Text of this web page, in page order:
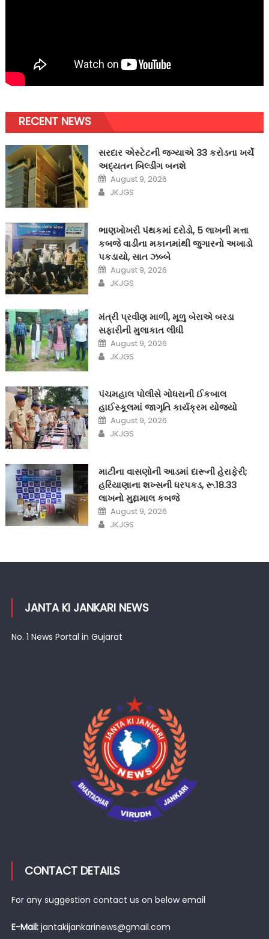
RECENT NEWS
સરદાર એસ્ટેટની જગ્યાએ 33 કરોડના ખર્ચે
અદ્યતન બિલ્ડીંગ બનશે
Posted
on
August 9, 2026
Author
JKJGS
ભાણખોખરી પંથકમાં દરોડો, 5 લાખની મત્તા
કબજે વાડીના મકાનમાંથી જુગારનો અખાડો
પકડાયો, સાત ઝબ્બે
Posted
on
August 9, 2026
Author
JKJGS
મંત્રી પ્રવીણ માળી, મૂળુ બેરાએ બરડા
સફારીની મુલાકાત લીધી
Posted
on
August 9, 2026
Author
JKJGS
પંચમહાલ પોલીસે ગોધરાની ઈકબાલ
હાઈસ્કૂલમાં જાગૃતિ કાર્યક્રમ યોજ્યો
Posted
on
August 9, 2026
Author
JKJGS
માટીના વાસણોની આડમાં દારૂની હેરાફેરી;
હરિયાણાના શખ્સની ધરપકડ, રૂ.18.33
લાખનો મુદ્દામાલ કબજે
Posted
on
August 9, 2026
Author
JKJGS
JANTA KI JANKARI NEWS
No. 1 News Portal in Gujarat
CONTACT DETAILS
For any suggestion contact us on below email
E-Mail: jantakijankarinews@gmail.com